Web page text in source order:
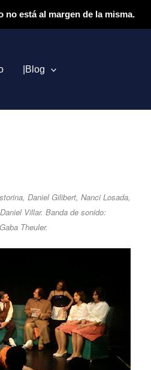
no está al margen de la misma.
|Blog
Daniel Gilibert, Nanci Losada,
Villar. Banda de sonido:
Theuler.